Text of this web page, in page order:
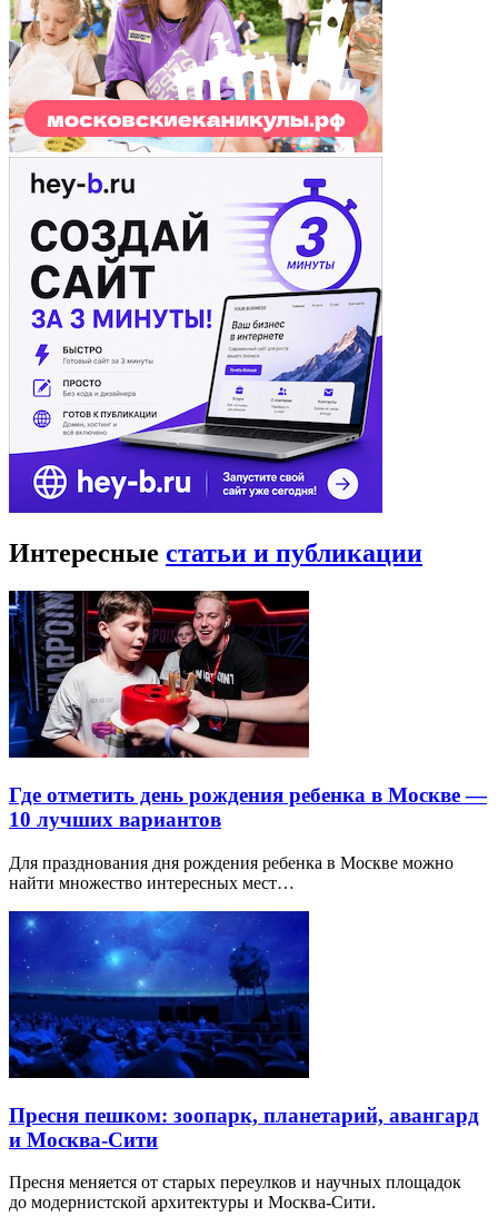
Интересные статьи и публикации
Где отметить день рождения ребенка в Москве —
10 лучших вариантов
Для празднования дня рождения ребенка в Москве можно
найти множество интересных мест…
Пресня пешком: зоопарк, планетарий, авангард
и Москва-Сити
Пресня меняется от старых переулков и научных площадок
до модернистской архитектуры и Москва-Сити.